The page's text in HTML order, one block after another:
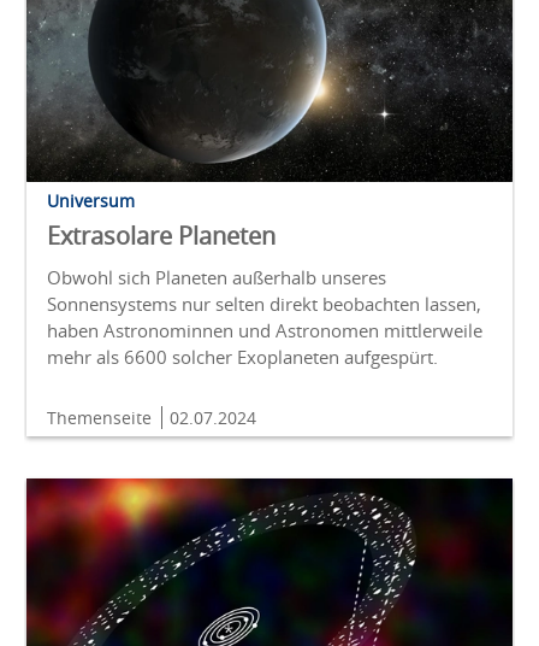
Universum
Extrasolare Planeten
Obwohl sich Planeten außerhalb unseres
Sonnensystems nur selten direkt beobachten lassen,
haben Astronominnen und Astronomen mittlerweile
mehr als 6600 solcher Exoplaneten aufgespürt.
Themenseite 02.07.2024